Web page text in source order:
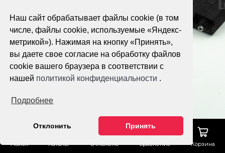
Наш сайт обрабатывает файлы cookie (в том
числе, файлы cookie, используемые «Яндекс-
метрикой»). Нажимая на кнопку «Принять»,
вы даете свое согласие на обработку файлов
cookie вашего браузера в соответствии с
нашей политикой конфиденциальности .
Подробнее
Отклонить Принять
Поиск Каталог Отложено Сравнение Корзина